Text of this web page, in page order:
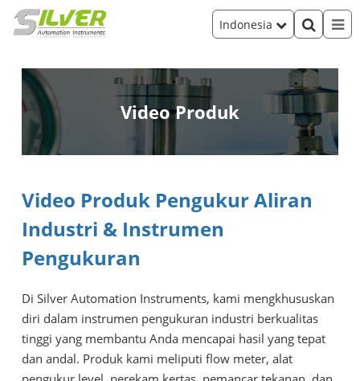
Indonesia
Video Produk
Video Produk Pengukur Aliran
Industri & Instrumen
Pengukuran
Di Silver Automation Instruments, kami mengkhususkan
diri dalam instrumen pengukuran industri berkualitas
tinggi yang membantu Anda mencapai hasil yang tepat
dan andal. Produk kami meliputi flow meter, alat